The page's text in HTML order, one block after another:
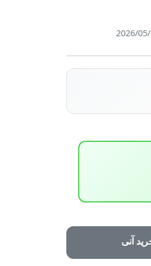
آنی